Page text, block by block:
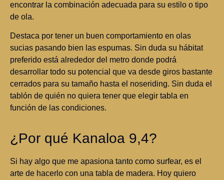
encontrar la combinación adecuada para su estilo o tipo
de ola.
Destaca por tener un buen comportamiento en olas
sucias pasando bien las espumas. Sin duda su hábitat
preferido está alrededor del metro donde podrá
desarrollar todo su potencial que va desde giros bastante
cerrados para su tamaño hasta el noseriding. Sin duda el
tablón de quién no quiera tener que elegir tabla en
función de las condiciones.
¿Por qué Kanaloa 9,4?
Si hay algo que me apasiona tanto como surfear, es el
arte de hacerlo con una tabla de madera. Hoy quiero